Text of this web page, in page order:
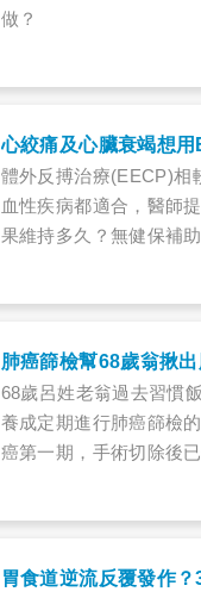
做？
心絞痛及心臟衰竭想
體外反搏治療(EECP)相
血性疾病都適合，醫師
果維持多久？無健保補
肺癌篩檢幫68歲翁揪
68歲呂姓老翁過去習慣
養成定期進行肺癌篩檢
癌第一期，手術切除後
年起國健署放寬4種癌
胃食道逆流反覆發作